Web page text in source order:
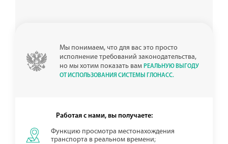
Мы понимаем, что для вас это просто
исполнение требований законодательства,
но мы хотим показать вам РЕАЛЬНУЮ ВЫГОДУ
ОТ ИСПОЛЬЗОВАНИЯ СИСТЕМЫ ГЛОНАСС.
Работая с нами, вы получаете:
Функцию просмотра местонахождения
транспорта в реальном времени;